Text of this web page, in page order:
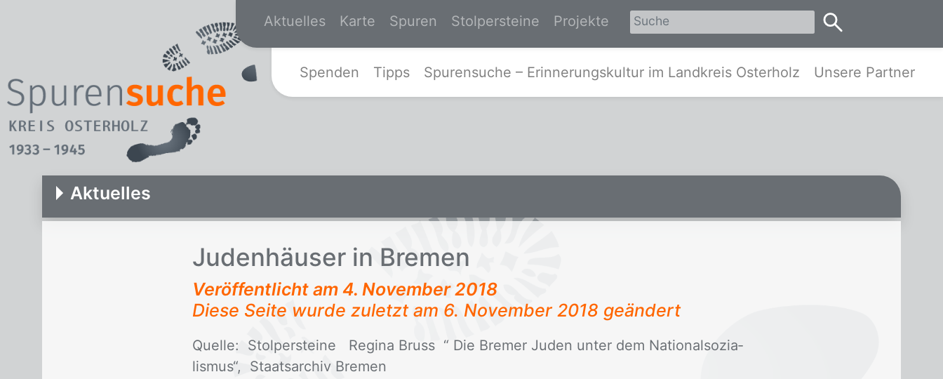
Zur Startseite von Spurensuche-Osterholz
Aktuelles Karte Spuren Stolpersteine Projekte
Spenden Tipps Spurensuche – Erinnerungskultur im Landkreis Osterholz Unsere Partner
Aktuelles
Ju­den­häu­ser in Bre­men
Veröffentlicht am 4. November 2018
Diese Seite wurde zuletzt am 6. November 2018 geändert
Quel­le: Stol­per­stei­ne Re­gi­na Bruss “ Die Bre­mer Ju­den un­ter dem Na­tio­nal­so­zia­
lis­mus“, Staats­ar­chiv Bre­men